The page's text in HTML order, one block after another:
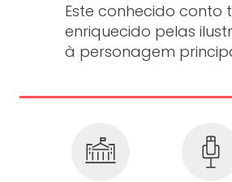
Este conhecido
enriquecido pelas
à personagem